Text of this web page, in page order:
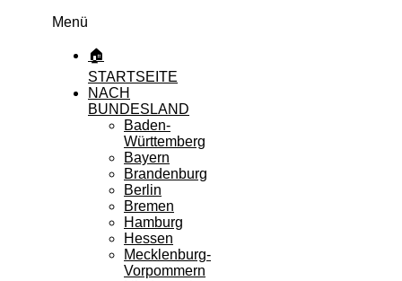
Menü
🏠
STARTSEITE
NACH
BUNDESLAND
Baden-
Württemberg
Bayern
Brandenburg
Berlin
Bremen
Hamburg
Hessen
Mecklenburg-
Vorpommern